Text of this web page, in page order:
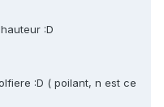
:D
:D ( poilant, n est ce